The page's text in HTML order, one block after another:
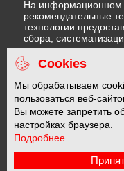
На информационном
рекомендательные
технологии
сбора,
относящихся к
"Интернет",
Федерации)
Правила применения
Политика в
Политика обработки
16 +
Cookies
Мы обрабатываем
пользоваться веб-
Вы можете запретить
настройках браузера.
Подробнее...